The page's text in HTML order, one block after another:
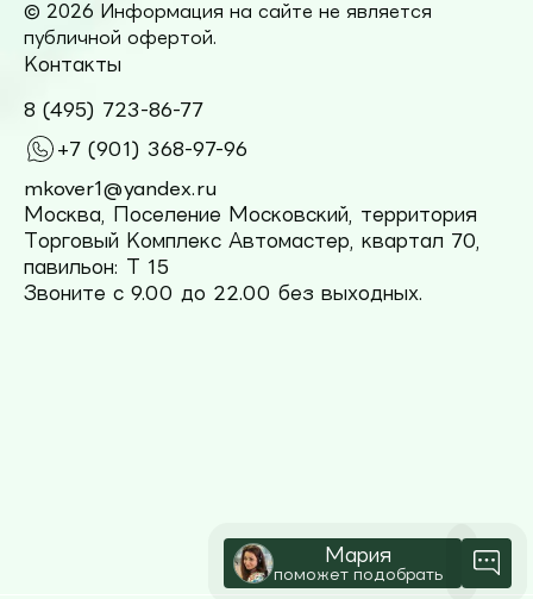
© 2026 Информация на сайте не является
публичной офертой.
Контакты
8 (495) 723-86-77
+7 (901) 368-97-96
mkover1@yandex.ru
Москва, Поселение Московский, территория
Торговый Комплекс Автомастер, квартал 70,
павильон: Т 15
Звоните с 9.00 до 22.00 без выходных.
Мария
поможет подобрать